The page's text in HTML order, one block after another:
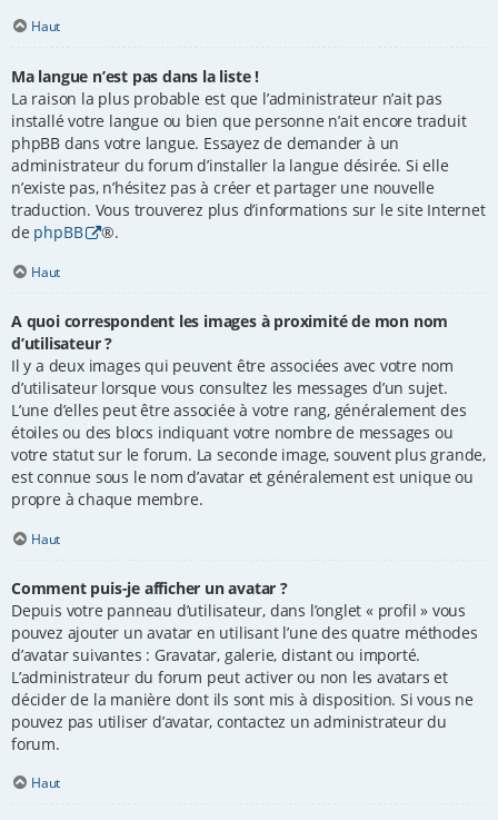
Haut
Ma langue n’est pas dans la liste !
La raison la plus probable est que l’administrateur n’ait pas
installé votre langue ou bien que personne n’ait encore traduit
phpBB dans votre langue. Essayez de demander à un
administrateur du forum d’installer la langue désirée. Si elle
n’existe pas, n’hésitez pas à créer et partager une nouvelle
traduction. Vous trouverez plus d’informations sur le site Internet
de phpBB ®.
Haut
A quoi correspondent les images à proximité de mon nom
d’utilisateur ?
Il y a deux images qui peuvent être associées avec votre nom
d’utilisateur lorsque vous consultez les messages d’un sujet.
L’une d’elles peut être associée à votre rang, généralement des
étoiles ou des blocs indiquant votre nombre de messages ou
votre statut sur le forum. La seconde image, souvent plus grande,
est connue sous le nom d’avatar et généralement est unique ou
propre à chaque membre.
Haut
Comment puis-je afficher un avatar ?
Depuis votre panneau d’utilisateur, dans l’onglet « profil » vous
pouvez ajouter un avatar en utilisant l’une des quatre méthodes
d’avatar suivantes : Gravatar, galerie, distant ou importé.
L’administrateur du forum peut activer ou non les avatars et
décider de la manière dont ils sont mis à disposition. Si vous ne
pouvez pas utiliser d’avatar, contactez un administrateur du
forum.
Haut